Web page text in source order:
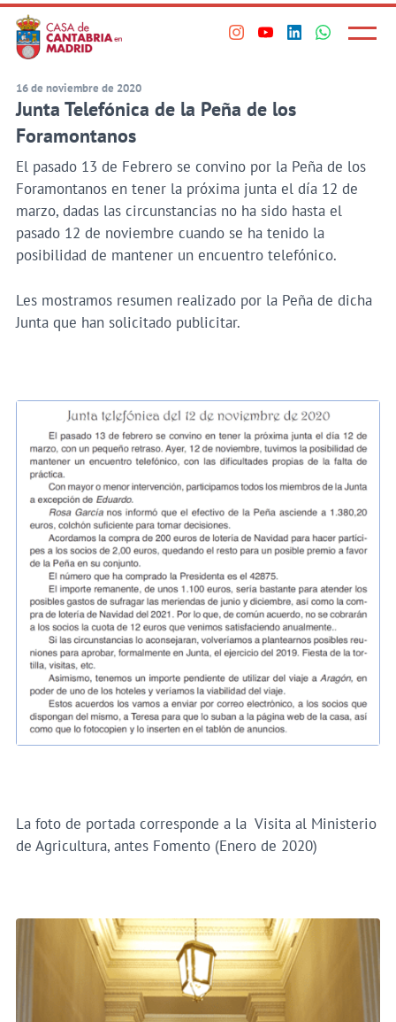
Saltar
al
contenido
principal
Visita
en
Visita
en
Visita
en
Visita
Principal
Menú
16 de noviembre de 2020
Junta Telefónica de la Peña de los
Foramontanos
El pasado 13 de Febrero se convino por la Peña de los
Foramontanos en tener la próxima junta el día 12 de
marzo, dadas las circunstancias no ha sido hasta el
pasado 12 de noviembre cuando se ha tenido la
posibilidad de mantener un encuentro telefónico.
Les mostramos resumen realizado por la Peña de dicha
Junta que han solicitado publicitar.
La foto de portada corresponde a la Visita al Ministerio
de Agricultura, antes Fomento (Enero de 2020)